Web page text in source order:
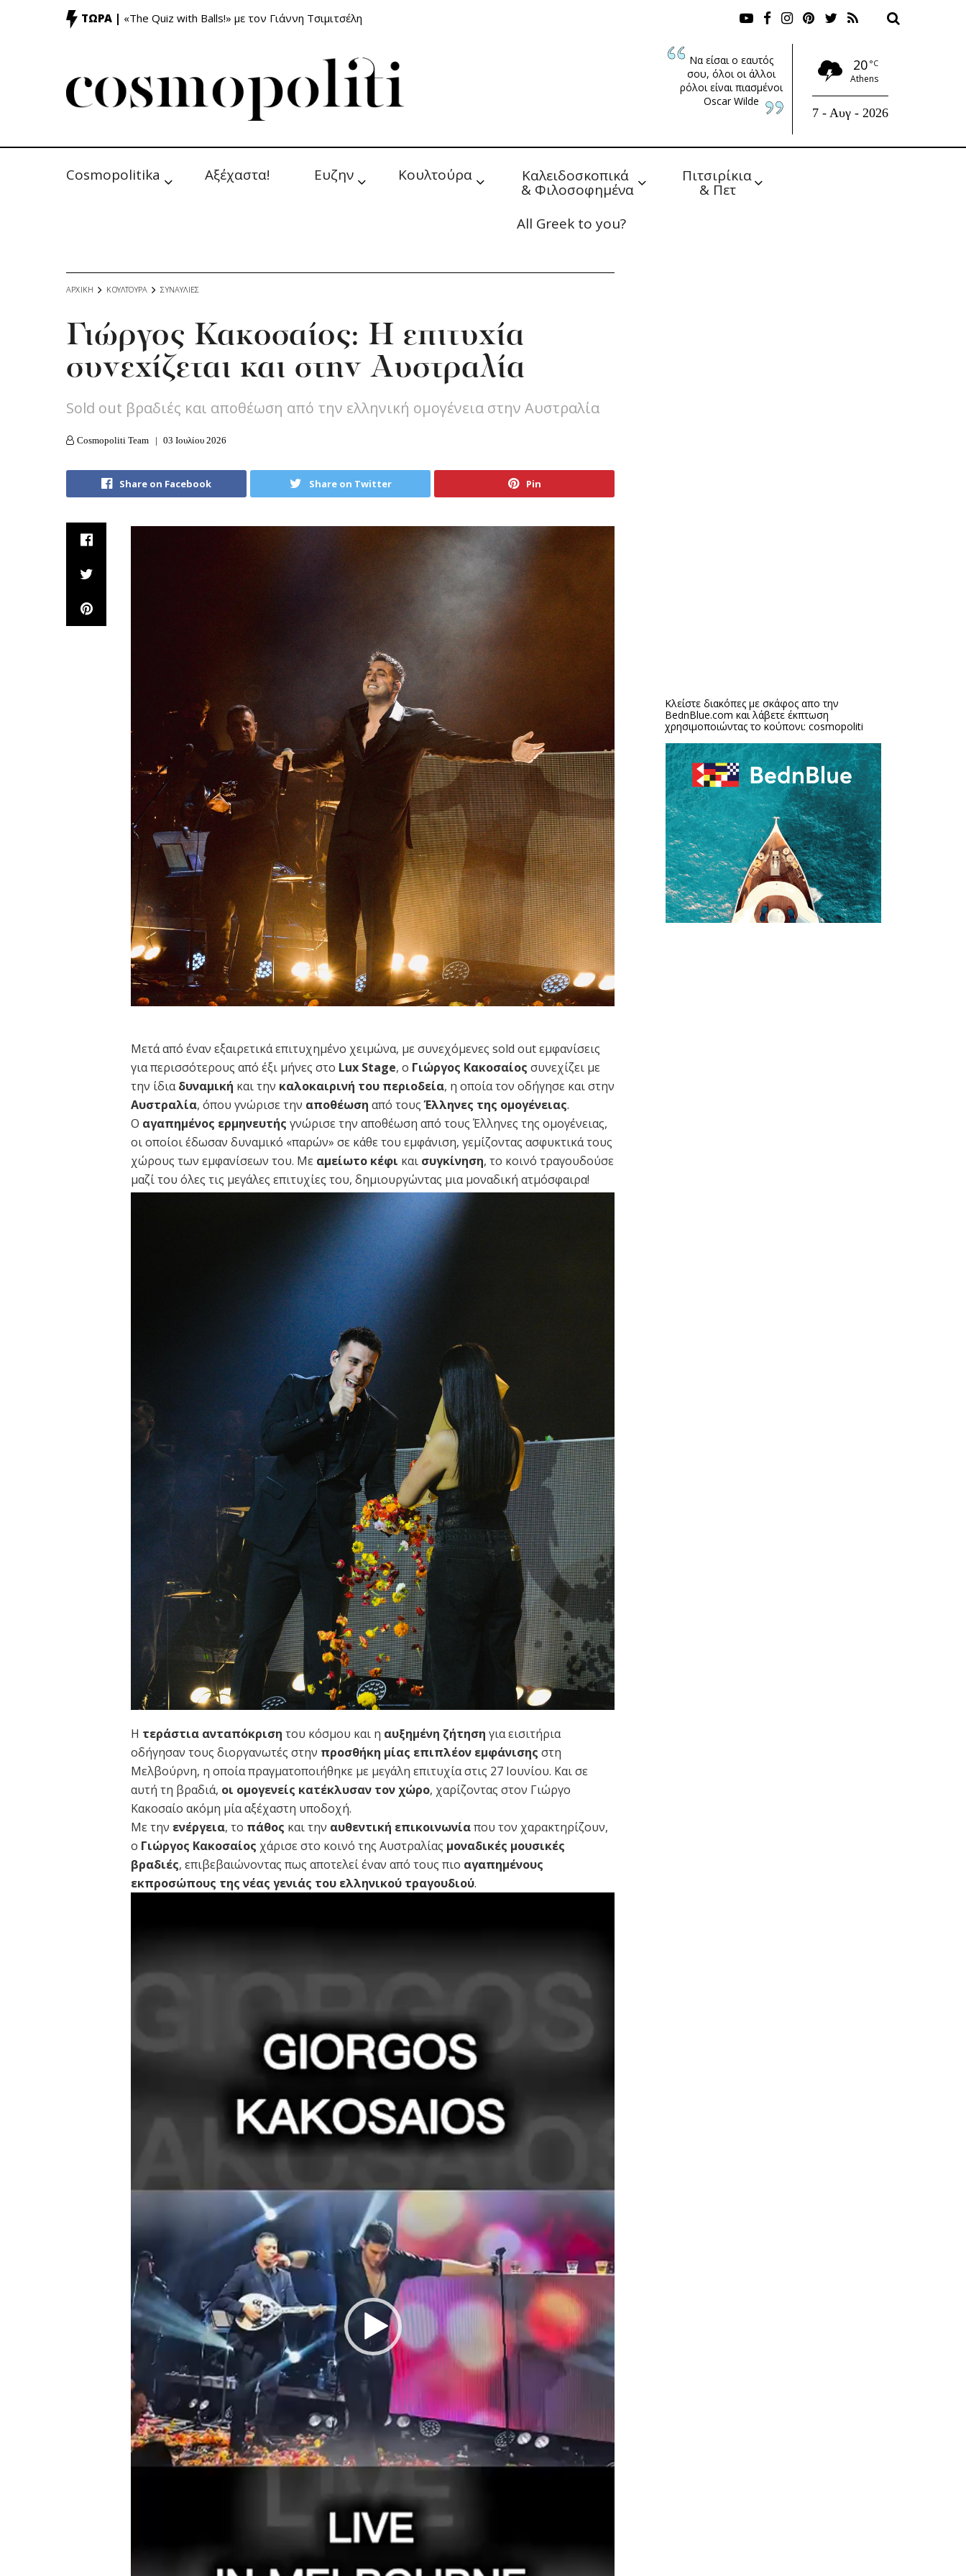
ΤΩΡΑ | «The Quiz with Balls!» με τον Γιάννη Τσιμιτσέλη
Να είσαι ο εαυτός
σου, όλοι οι άλλοι
ρόλοι είναι πιασμένοι
Oscar Wilde
20 °C
Athens
7 - Αυγ - 2026
Cosmopolitika Αξέχαστα! Ευζην Κουλτούρα Καλειδοσκοπικά
& Φιλοσοφημένα
Πιτσιρίκια
& Πετ
All Greek to you?
ΑΡΧΙΚΗ ΚΟΥΛΤΟΥΡΑ ΣΥΝΑΥΛΙΕΣ
Γιώργος Κακοσαίος: Η επιτυχία
συνεχίζεται και στην Αυστραλία
Sold out βραδιές και αποθέωση από την ελληνική ομογένεια στην Αυστραλία
Cosmopoliti Team 03 Ιουλίου 2026
Share on Facebook Share on Twitter Pin
Μετά από έναν εξαιρετικά επιτυχημένο χειμώνα, με συνεχόμενες sold out εμφανίσεις
για περισσότερους από έξι μήνες στο Lux Stage, ο Γιώργος Κακοσαίος συνεχίζει με
την ίδιαδυναμική και την καλοκαιρινή του περιοδεία, η οποία τον οδήγησε και στην
Αυστραλία, όπου γνώρισε την αποθέωση από τουςΈλληνες της ομογένειας.
Ο αγαπημένος ερμηνευτής γνώρισε την αποθέωση από τους Έλληνες της ομογένειας,
οι οποίοι έδωσαν δυναμικό «παρών» σε κάθε του εμφάνιση, γεμίζοντας ασφυκτικά τους
χώρους των εμφανίσεων του. Με αμείωτο κέφι και συγκίνηση, το κοινό τραγουδούσε
μαζί του όλες τις μεγάλες επιτυχίες του, δημιουργώντας μια μοναδική ατμόσφαιρα!
Η τεράστια ανταπόκριση του κόσμου και η αυξημένη ζήτηση για εισιτήρια
οδήγησαν τους διοργανωτές στην προσθήκη μίας επιπλέον εμφάνισης στη
Μελβούρνη, η οποία πραγματοποιήθηκε με μεγάλη επιτυχία στις 27 Ιουνίου. Και σε
αυτή τη βραδιά, οι ομογενείς κατέκλυσαν τον χώρο, χαρίζοντας στον Γιώργο
Κακοσαίο ακόμη μία αξέχαστη υποδοχή.
Με την ενέργεια, το πάθος και την αυθεντική επικοινωνίαπου τον χαρακτηρίζουν,
ο Γιώργος Κακοσαίος χάρισε στο κοινό της Αυστραλίας μοναδικές μουσικές
βραδιές, επιβεβαιώνοντας πως αποτελεί έναν από τους πιο αγαπημένους
εκπροσώπους της νέας γενιάς του ελληνικού τραγουδιού.
Κλείστε διακόπες με σκάφος απο την
BednBlue.com και λάβετε έκπτωση
χρησιμοποιώντας το κούπονι: cosmopoliti